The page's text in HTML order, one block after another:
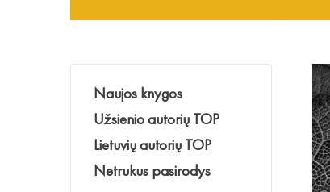
Naujos knygos
Užsienio autorių TOP
Lietuvių autorių TOP
Netrukus pasirodys